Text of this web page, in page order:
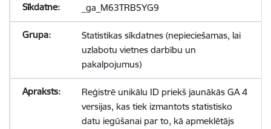
_ga_M63TRB5YG9
Statistikas sīkdatnes (nepieciešamas, lai
uzlabotu vietnes darbību un
pakalpojumus)
Reģistrē unikālu ID priekš jaunākās GA 4
versijas, kas tiek izmantots statistisko
datu iegūšanai par to, kā apmeklētājs